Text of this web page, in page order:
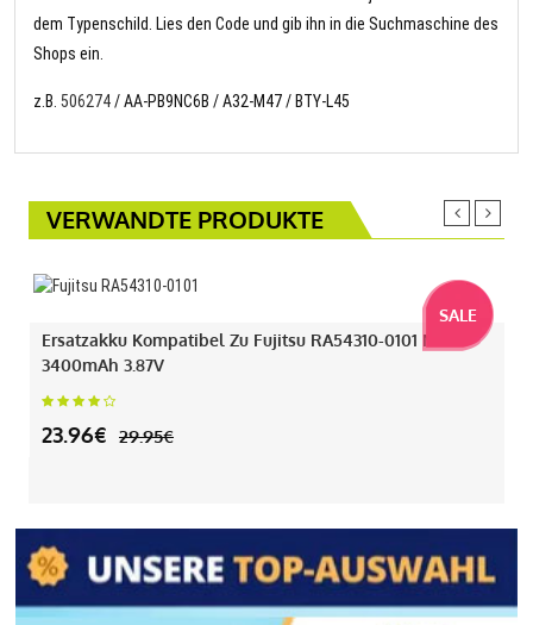
dem Typenschild. Lies den Code und gib ihn in die Suchmaschine des
Shops ein.
z.B. 506274/ AA-PB9NC6B / A32-M47 / BTY-L45
VERWANDTE PRODUKTE
SALE
Ersatzakku Kompatibel Zu Fujitsu RA54310-0101 Mit
3400mAh 3.87V
23.96€ 29.95€